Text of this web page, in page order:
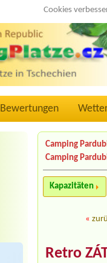
Cookies
Bewertungen
Camping
Camping
Kapazitäten
«
Retro